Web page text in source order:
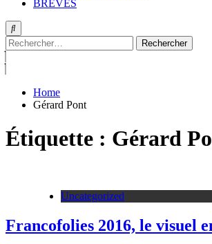
BRÈVES
Rechercher :
Home
Gérard Pont
Étiquette : Gérard
Uncategorized
Francofolies 2016, le visuel